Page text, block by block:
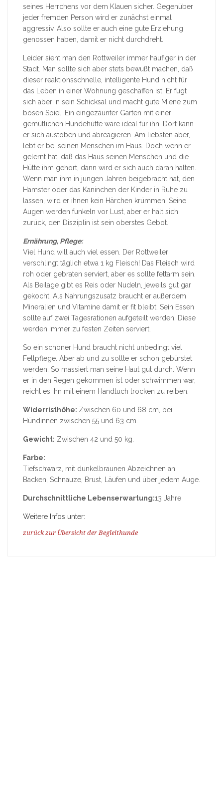
seines Herrchens vor dem Klauen sicher. Gegenüber
jeder fremden Person wird er zunächst einmal
aggressiv. Also sollte er auch eine gute Erziehung
genossen haben, damit er nicht durchdreht.
Leider sieht man den Rottweiler immer häufiger in der
Stadt. Man sollte sich aber stets bewußt machen, daß
dieser reaktionsschnelle, intelligente Hund nicht für
das Leben in einer Wohnung geschaffen ist. Er fügt
sich aber in sein Schicksal und macht gute Miene zum
bösen Spiel. Ein eingezäunter Garten mit einer
gemütlichen Hundehütte wäre ideal für ihn. Dort kann
er sich austoben und abreagieren. Am liebsten aber,
lebt er bei seinen Menschen im Haus. Doch wenn er
gelernt hat, daß das Haus seinen Menschen und die
Hütte ihm gehört, dann wird er sich auch daran halten.
Wenn man ihm in jungen Jahren beigebracht hat, den
Hamster oder das Kaninchen der Kinder in Ruhe zu
lassen, wird er ihnen kein Härchen krümmen. Seine
Augen werden funkeln vor Lust, aber er hält sich
zurück, den Disziplin ist sein oberstes Gebot.
Ernährung, Pflege:
Viel Hund will auch viel essen. Der Rottweiler
verschlingt täglich etwa 1 kg Fleisch! Das Fleisch wird
roh oder gebraten serviert, aber es sollte fettarm sein.
Als Beilage gibt es Reis oder Nudeln, jeweils gut gar
gekocht. Als Nahrungszusatz braucht er außerdem
Mineralien und Vitamine damit er fit bleibt. Sein Essen
sollte auf zwei Tagesrationen aufgeteilt werden. Diese
werden immer zu festen Zeiten serviert.
So ein schöner Hund braucht nicht unbedingt viel
Fellpflege. Aber ab und zu sollte er schon gebürstet
werden. So massiert man seine Haut gut durch. Wenn
er in den Regen gekommen ist oder schwimmen war,
reicht es ihn mit einem Handtuch trocken zu reiben.
Widerristhöhe: Zwischen 60 und 68 cm, bei
Hündinnen zwischen 55 und 63 cm.
Gewicht: Zwischen 42 und 50 kg.
Farbe:
Tiefschwarz, mit dunkelbraunen Abzeichnen an
Backen, Schnauze, Brust, Läufen und über jedem Auge.
Durchschnittliche Lebenserwartung:13 Jahre
Weitere Infos unter:
zurück zur Übersicht der Begleithunde